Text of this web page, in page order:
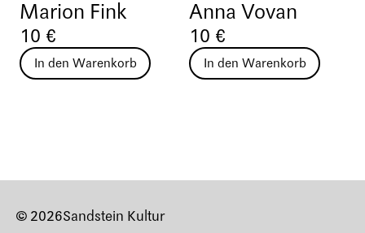
Marion Fink
10 €
In den Warenkorb
Anna Vovan
10 €
In den Warenkorb
© 2026Sandstein Kultur